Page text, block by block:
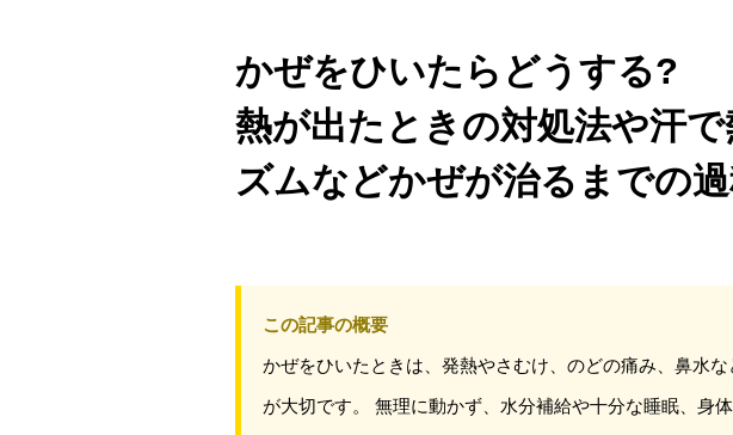
かぜをひいたらどうする?
熱が出たときの対処法や汗
ズムなどかぜが治るまでの
この記事の概要
かぜをひいたときは、発熱やさむけ、のどの痛み、鼻水
が大切です。 無理に動かず、水分補給や十分な睡眠、身